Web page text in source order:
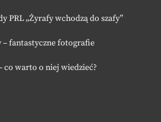
PRL „Żyrafy wchodzą do szafy”
– fantastyczne fotografie
warto o niej wiedzieć?